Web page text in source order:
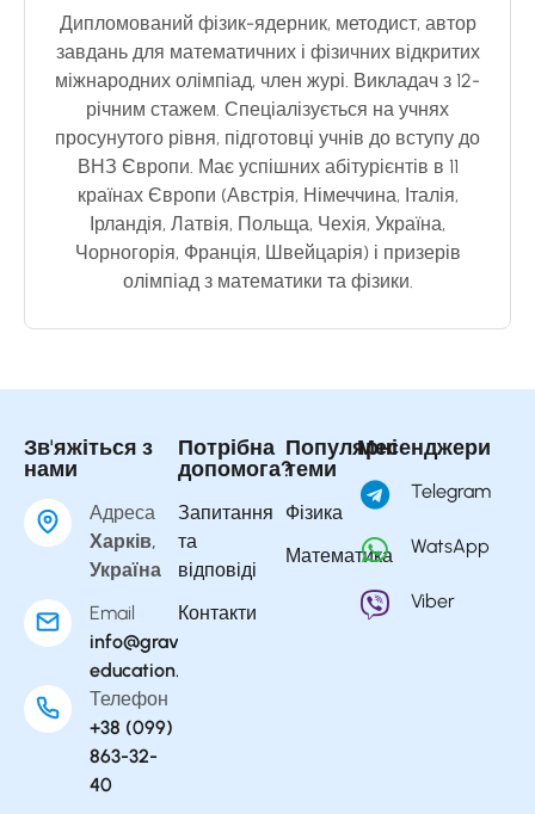
Дипломований фізик-ядерник, методист, автор
завдань для математичних і фізичних відкритих
міжнародних олімпіад, член журі. Викладач з 12-
річним стажем. Спеціалізується на учнях
просунутого рівня, підготовці учнів до вступу до
ВНЗ Європи. Має успішних абітурієнтів в 11
країнах Європи (Австрія, Німеччина, Італія,
Ірландія, Латвія, Польща, Чехія, Україна,
Чорногорія, Франція, Швейцарія) і призерів
олімпіад з математики та фізики.
Зв'яжіться з
нами
Адреса
Харків,
Україна
Email
info@gravity-
education.com
Телефон
+38 (099)
863-32-
40
Потрібна
допомога?
Запитання
та
відповіді
Контакти
Популярні
теми
Фізика
Математика
Месенджери
Telegram
WatsApp
Viber